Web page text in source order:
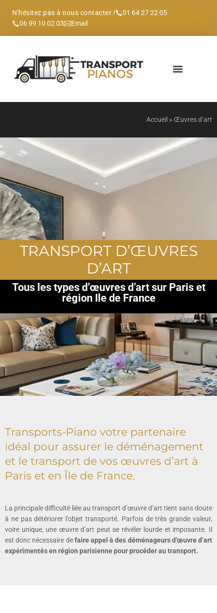
N'hésitez pas à nous contacter !
01 64 27 22 05
06 99 10 02 03
Email
Accueil » Œuvres d’art
TRANSPORT D’ŒUVRES
D’ART
Tous les types d’œuvres d’art sur Paris et
région Ile de France
Transports-Piano votre partenaire
idéal pour assurer le déménagement
et le transport de vos œuvres d’art à
Paris et en Île de France.
La principale difficulté liée au transport d’œuvre d’art tient sans doute
à ne pas détériorer l’objet transporté. Parfois de très grande valeur,
voire unique, une œuvre d’art peut se révéler lourde et imposante. Il
est donc nécessaire defaire appel à des déménageurs d’œuvre d’art
expérimentés en région parisienne pour procéder au transport.